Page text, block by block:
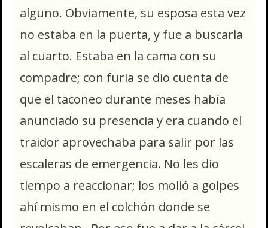
alguno. Obviamente, su esposa esta vez
no estaba en la puerta, y fue a buscarla
al cuarto. Estaba en la cama con su
compadre; con furia se dio cuenta de
que el taconeo durante meses había
anunciado su presencia y era cuando el
traidor aprovechaba para salir por las
escaleras de emergencia. No les dio
tiempo a reaccionar; los molió a golpes
ahí mismo en el colchón donde se